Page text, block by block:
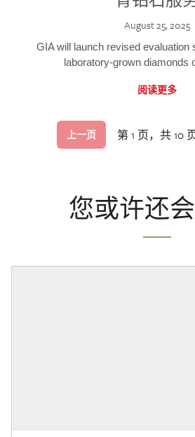
August 25, 2025
GIA will launch revised evaluation
laboratory-grown diamonds
阅读更多
上一页 第 1 页，共 10
您或许还